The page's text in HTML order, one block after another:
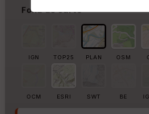
Fond de carte
IGN TOP25 PLAN OSM
OCM ESRI SWT BE